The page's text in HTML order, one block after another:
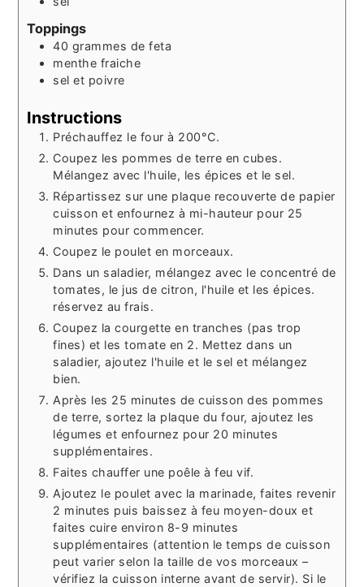
Toppings
40 grammes de feta
menthe fraiche
sel et poivre
Instructions
Préchauffez le four à 200°C.
Coupez les pommes de terre en cubes.
Mélangez avec l'huile, les épices et le sel.
Répartissez sur une plaque recouverte de papier
cuisson et enfournez à mi-hauteur pour 25
minutes pour commencer.
Coupez le poulet en morceaux.
Dans un saladier, mélangez avec le concentré de
tomates, le jus de citron, l'huile et les épices.
réservez au frais.
Coupez la courgette en tranches (pas trop
fines) et les tomate en 2. Mettez dans un
saladier, ajoutez l'huile et le sel et mélangez
bien.
Après les 25 minutes de cuisson des pommes
de terre, sortez la plaque du four, ajoutez les
légumes et enfournez pour 20 minutes
supplémentaires.
Faites chauffer une poêle à feu vif.
Ajoutez le poulet avec la marinade, faites revenir
2 minutes puis baissez à feu moyen-doux et
faites cuire environ 8-9 minutes
supplémentaires (attention le temps de cuisson
peut varier selon la taille de vos morceaux –
vérifiez la cuisson interne avant de servir). Si le